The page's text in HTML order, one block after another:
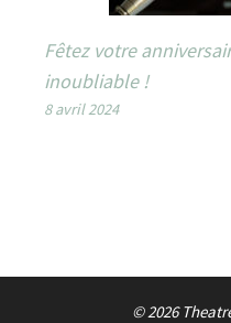
Fêtez votre
inoubliable !
8 avril 2024
© 2026